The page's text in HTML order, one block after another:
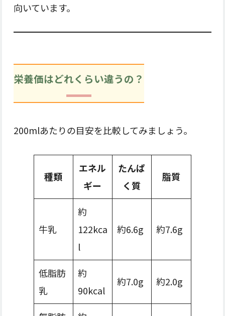
向いています。
栄養価はどれくらい違うの？
200mlあたりの目安を比較してみましょう。
種類
エネル
ギー
たんぱ
く質
脂質
牛乳
約
122kca
l
約6.6g 約7.6g
低脂肪
乳
約
90kcal
約7.0g 約2.0g